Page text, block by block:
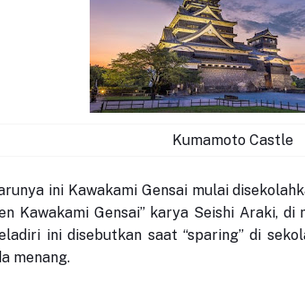
Kumamoto Castle
ini Kawakami Gensai mulai
Kawakami Gensai” karya Seishi Araki, di
ini disebutkan saat “sparing” di
menang.